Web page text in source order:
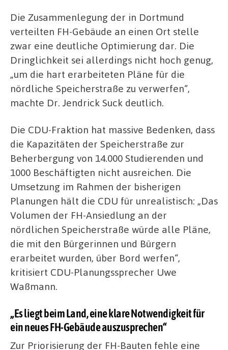
Die Zusammenlegung der in Dortmund
verteilten FH-Gebäude an einen Ort stelle
zwar eine deutliche Optimierung dar. Die
Dringlichkeit sei allerdings nicht hoch genug,
„um die hart erarbeiteten Pläne für die
nördliche Speicherstraße zu verwerfen“,
machte Dr. Jendrick Suck deutlich.
Die CDU-Fraktion hat massive Bedenken, dass
die Kapazitäten der Speicherstraße zur
Beherbergung von 14.000 Studierenden und
1000 Beschäftigten nicht ausreichen. Die
Umsetzung im Rahmen der bisherigen
Planungen hält die CDU für unrealistisch: „Das
Volumen der FH-Ansiedlung an der
nördlichen Speicherstraße würde alle Pläne,
die mit den Bürgerinnen und Bürgern
erarbeitet wurden, über Bord werfen“,
kritisiert CDU-Planungssprecher Uwe
Waßmann.
„Es liegt beim Land, eine klare Notwendigkeit für
ein neues FH-Gebäude auszusprechen“
Zur Priorisierung der FH-Bauten fehle eine